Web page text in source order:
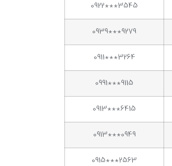
0922***3545
0939***9279
0911***3264
0991***9115
0913***6415
0913***0949
0915***2563